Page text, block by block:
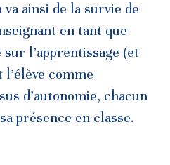
va ainsi de la survie de
en tant que
l’apprentissage (et
comme
d’autonomie, chacun
présence en classe.